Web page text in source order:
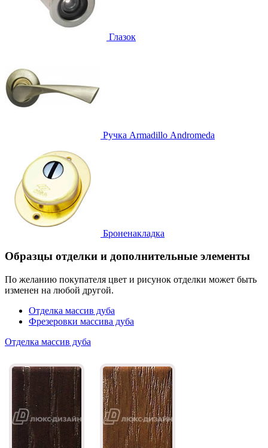
Глазок
Ручка Armadillo Аndromeda
Броненакладка
Образцы отделки и дополнительные элементы
По желанию покупателя цвет и рисунок отделки может быть
изменен на любой другой.
Отделка массив дуба
Фрезеровки массива дуба
Отделка массив дуба